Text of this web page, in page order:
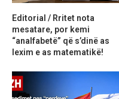
Editorial / Rritet nota
mesatare, por kemi
“analfabetë” që s’dinë as
lexim e as matematikë!